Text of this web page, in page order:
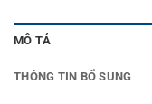
MÔ TẢ
THÔNG TIN BỔ SUNG